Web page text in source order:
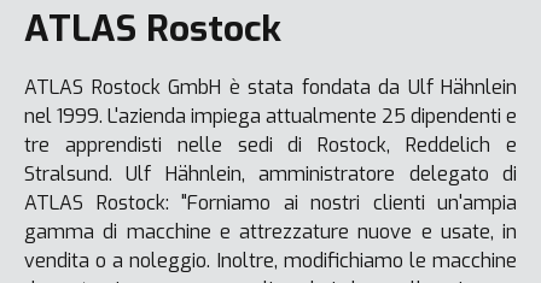
ATLAS Rostock
ATLAS Rostock GmbH è stata fondata da Ulf Hähnlein
nel 1999. L'azienda impiega attualmente 25 dipendenti e
tre apprendisti nelle sedi di Rostock, Reddelich e
Stralsund. Ulf Hähnlein, amministratore delegato di
ATLAS Rostock: "Forniamo ai nostri clienti un'ampia
gamma di macchine e attrezzature nuove e usate, in
vendita o a noleggio. Inoltre, modifichiamo le macchine